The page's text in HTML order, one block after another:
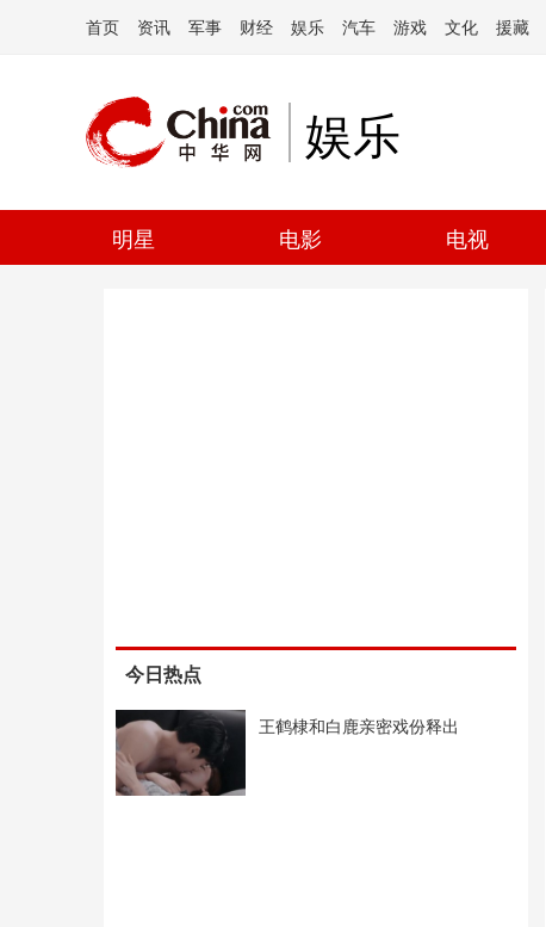
首页 资讯 军事 财经 娱乐 汽车 游戏 文化 援藏
娱乐
明星 电影 电视
今日热点
王鹤棣和白鹿亲密戏份释出